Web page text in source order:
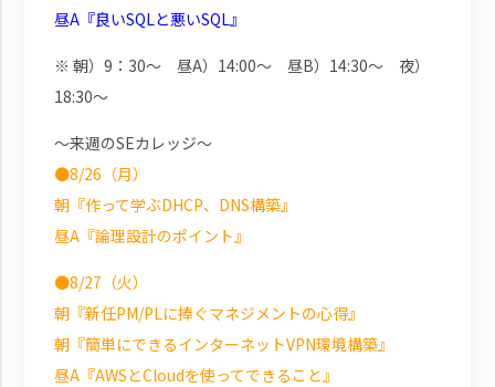
昼A『良いSQLと悪いSQL』
※ 朝）9：30～ 昼A）14:00～ 昼B）14:30～ 夜）
18:30～
～来週のSEカレッジ～
●8/26（月）
朝『作って学ぶDHCP、DNS構築』
昼A『論理設計のポイント』
●8/27（火）
朝『新任PM/PLに捧ぐマネジメントの心得』
朝『簡単にできるインターネットVPN環境構築』
昼A『AWSとCloudを使ってできること』